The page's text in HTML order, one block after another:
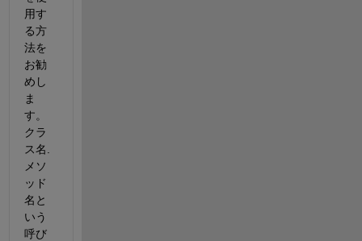
用す
る方
法を
お勧
めし
ま
す。
クラ
ス名.
メソ
ッド
名と
いう
呼び